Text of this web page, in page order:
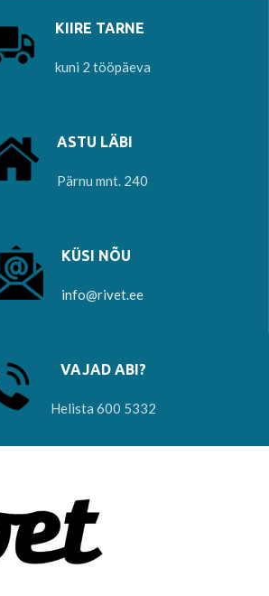
KIIRE TARNE
kuni 2 tööpäeva
ASTU LÄBI
Pärnu mnt. 240
KÜSI NÕU
info@rivet.ee
VAJAD ABI?
Helista 600 5332